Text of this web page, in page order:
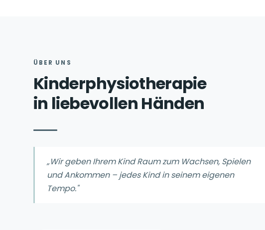
ÜBER UNS
Kinderphysiotherapie
in liebevollen Händen
„Wir geben Ihrem Kind Raum zum Wachsen, Spielen
und Ankommen – jedes Kind in seinem eigenen
Tempo."